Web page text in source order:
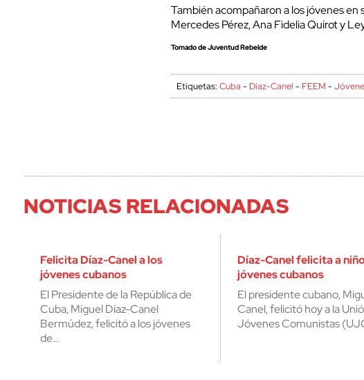
También acompañaron a los jóvenes en
Mercedes Pérez, Ana Fidelia Quirot y
Tomado de Juventud Rebelde
Etiquetas:Cuba - Díaz-Canel - FEEM -
NOTICIAS RELACIONADAS
Felicita Díaz-Canel a los
jóvenes cubanos
El Presidente de la República de
Cuba, Miguel Díaz-Canel
Bermúdez, felicitó a los jóvenes
de…
Díaz-Canel felicita a
jóvenes cubanos
El presidente cubano,
Canel, felicitó hoy a la
Jóvenes Comunistas